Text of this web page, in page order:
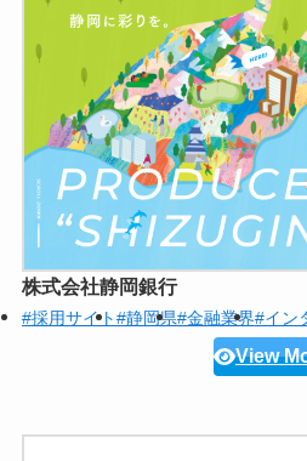
株式会社静岡銀行
#採用サイト#静岡県#金融業界#イン
View